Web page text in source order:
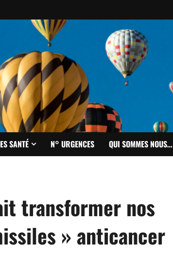
SANTÉ N° URGENCES QUI SOMMES NOUS…
transformer nos
» anticancer